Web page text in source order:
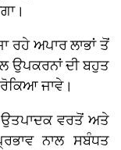
ਰਹੇ ਅਪਾਰ ਲਾਭਾਂ ਤੋਂ
ਉਪਕਰਨਾਂ ਦੀ ਬਹੁਤ
ਜਾਵੇ।
ਵਰਤੋਂ ਅਤੇ
ਨਾਲ ਸਬੰਧਤ